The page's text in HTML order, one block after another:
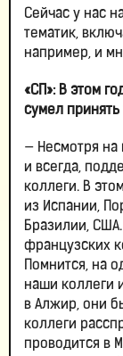
Сейчас у нас
тематик,
например, и
«СП»: В этом
сумел
— Несмотря на
и всегда,
коллеги. В
из Испании,
Бразилии,
французских
Помнится, на
наши коллеги
в Алжир, они
коллеги
проводится в